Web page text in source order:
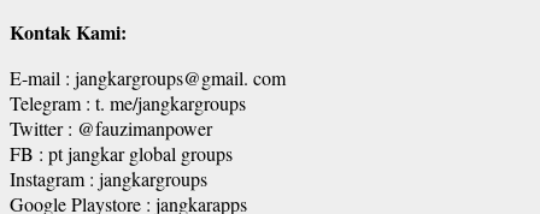
Kontak Kami:
E-mail : jangkargroups@gmail. com
Telegram : t. me/jangkargroups
Twitter : @fauzimanpower
FB : pt jangkar global groups
Instagram : jangkargroups
Google Playstore : jangkarapps